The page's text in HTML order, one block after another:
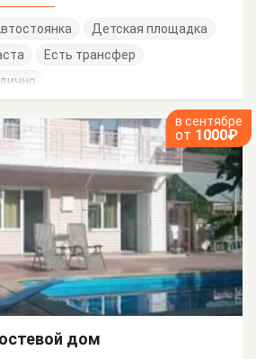
Детская площадка
Есть трансфер
в сентябре
от 1000₽
дом